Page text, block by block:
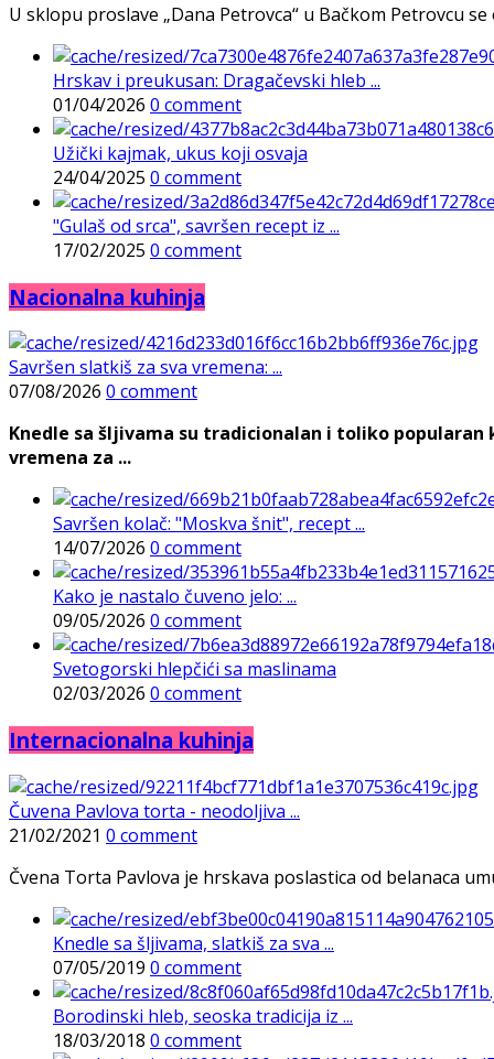
U sklopu proslave „Dana Petrovca“ u Bačkom Petrovcu
Hrskav i preukusan: Dragačevski hleb ...
01/04/2026 0 comment
Užički kajmak, ukus koji osvaja
24/04/2025 0 comment
"Gulaš od srca", savršen recept iz ...
17/02/2025 0 comment
Nacionalna kuhinja
Savršen slatkiš za sva vremena: ...
07/08/2026 0 comment
Knedle sa šljivama su tradicionalan i toliko
vremena za ...
Savršen kolač: "Moskva šnit", recept ...
14/07/2026 0 comment
Kako je nastalo čuveno jelo: ...
09/05/2026 0 comment
Svetogorski hlepčići sa maslinama
02/03/2026 0 comment
Internacionalna kuhinja
Čuvena Pavlova torta - neodoljiva ...
21/02/2021 0 comment
Čvena Torta Pavlova je hrskava poslastica od belanaca
Knedle sa šljivama, slatkiš za sva ...
07/05/2019 0 comment
Borodinski hleb, seoska tradicija iz ...
18/03/2018 0 comment